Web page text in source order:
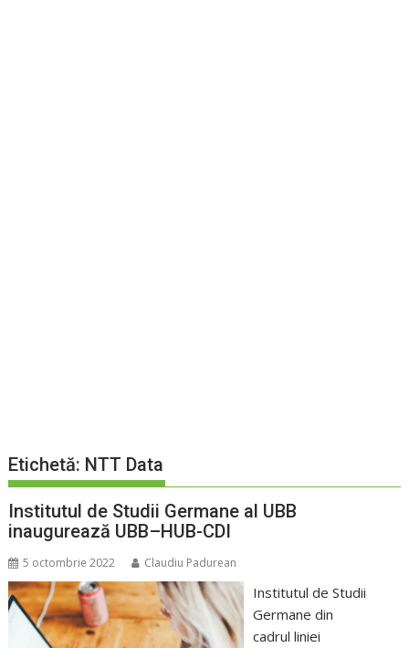
Etichetă: NTT Data
Institutul de Studii Germane al UBB
inaugurează UBB–HUB-CDI
5 octombrie 2022 Claudiu Padurean
Institutul de Studii
Germane din
cadrul liniei